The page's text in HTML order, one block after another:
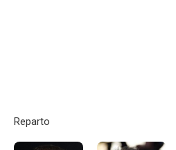
Reparto